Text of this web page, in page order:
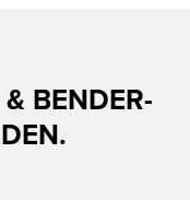
BENDER-